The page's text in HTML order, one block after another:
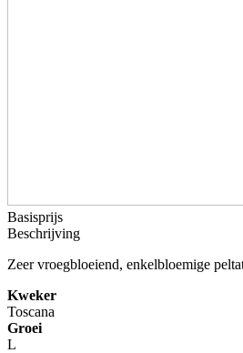
Basisprijs
Beschrijving
Zeer vroegbloeiend, enkelbloemige
Kweker
Toscana
Groei
L